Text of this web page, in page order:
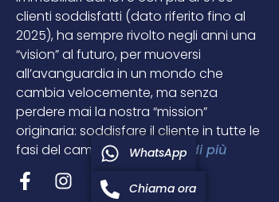
clienti soddisfatti (dato riferito fino al
2025), ha sempre rivolto negli anni una
“vision” al futuro, per muoversi
all’avanguardia in un mondo che
cambia velocemente, ma senza
perdere mai la nostra “mission”
originaria: soddisfare il cliente in tutte le
fasi del cambio casa…leggi di più
WhatsApp
Chiama ora